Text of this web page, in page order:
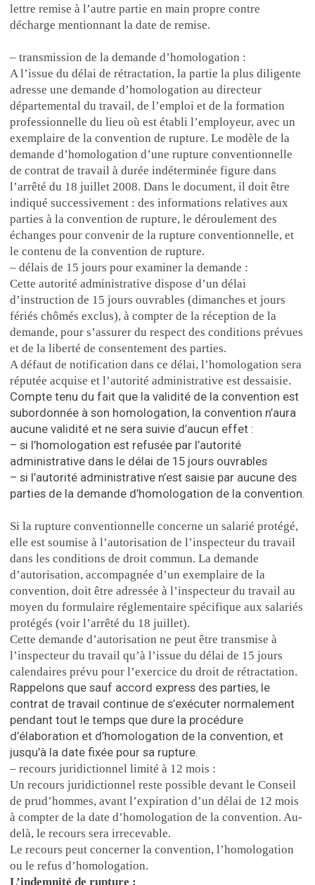
lettre remise à l’autre partie en main propre contre
décharge mentionnant la date de remise.
– transmission de la demande d’homologation :
A l’issue du délai de rétractation, la partie la plus diligente
adresse une demande d’homologation au directeur
départemental du travail, de l’emploi et de la formation
professionnelle du lieu où est établi l’employeur, avec un
exemplaire de la convention de rupture. Le modèle de la
demande d’homologation d’une rupture conventionnelle
de contrat de travail à durée indéterminée figure dans
l’arrêté du 18 juillet 2008. Dans le document, il doit être
indiqué successivement : des informations relatives aux
parties à la convention de rupture, le déroulement des
échanges pour convenir de la rupture conventionnelle, et
le contenu de la convention de rupture.
– délais de 15 jours pour examiner la demande :
Cette autorité administrative dispose d’un délai
d’instruction de 15 jours ouvrables (dimanches et jours
fériés chômés exclus), à compter de la réception de la
demande, pour s’assurer du respect des conditions prévues
et de la liberté de consentement des parties.
A défaut de notification dans ce délai, l’homologation sera
réputée acquise et l’autorité administrative est dessaisie.
Compte tenu du fait que la validité de la convention est
subordonnée à son homologation, la convention n’aura
aucune validité et ne sera suivie d’aucun effet :
– si l’homologation est refusée par l’autorité
administrative dans le délai de 15 jours ouvrables
– si l’autorité administrative n’est saisie par aucune des
parties de la demande d’homologation de la convention.
Si la rupture conventionnelle concerne un salarié protégé,
elle est soumise à l’autorisation de l’inspecteur du travail
dans les conditions de droit commun. La demande
d’autorisation, accompagnée d’un exemplaire de la
convention, doit être adressée à l’inspecteur du travail au
moyen du formulaire réglementaire spécifique aux salariés
protégés (voir l’arrêté du 18 juillet).
Cette demande d’autorisation ne peut être transmise à
l’inspecteur du travail qu’à l’issue du délai de 15 jours
calendaires prévu pour l’exercice du droit de rétractation.
Rappelons que sauf accord express des parties, le
contrat de travail continue de s’exécuter normalement
pendant tout le temps que dure la procédure
d’élaboration et d’homologation de la convention, et
jusqu’à la date fixée pour sa rupture.
– recours juridictionnel limité à 12 mois :
Un recours juridictionnel reste possible devant le Conseil
de prud’hommes, avant l’expiration d’un délai de 12 mois
à compter de la date d’homologation de la convention. Au-
delà, le recours sera irrecevable.
Le recours peut concerner la convention, l’homologation
ou le refus d’homologation.
L’indemnité de rupture :